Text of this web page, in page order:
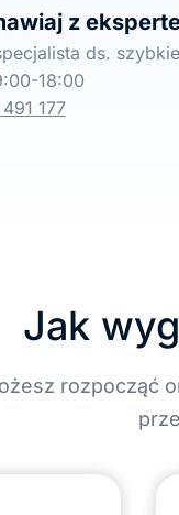
z
ds.
18:00
177
Jak
rozpocząć